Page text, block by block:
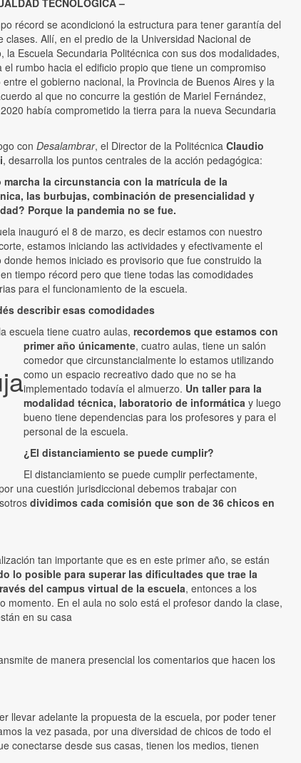
TECNOLÓGICA –
récord se acondicionó la estructura para tener garantía del
clases. Allí, en el predio de la Universidad Nacional de
la Escuela Secundaria Politécnica con sus dos modalidades,
el rumbo hacia el edificio propio que tiene un compromiso
entre el gobierno nacional, la Provincia de Buenos Aires y la
al que no concurre la gestión de Mariel Fernández,
había comprometido la tierra para la nueva Secundaria
con Desalambrar, el Director de la Politécnica Claudio
, desarrolla los puntos centrales de la acción pedagógica:
marcha la circunstancia con la matrícula de la
las burbujas, combinación de presencialidad y
Porque la pandemia no se fue.
inauguró el 8 de marzo, es decir estamos con nuestro
estamos iniciando las actividades y efectivamente el
donde hemos iniciado es provisorio que fue construido la
tiempo récord pero que tiene todas las comodidades
para el funcionamiento de la escuela.
describir esas comodidades
escuela tiene cuatro aulas, recordemos que estamos con
primer año únicamente, cuatro aulas, tiene un salón
comedor que circunstancialmente lo estamos utilizando
como un espacio recreativo dado que no se ha
implementado todavía el almuerzo. Un taller para la
modalidad técnica, laboratorio de informática y luego
bueno tiene dependencias para los profesores y para el
personal de la escuela.
¿El distanciamiento se puede cumplir?
El distanciamiento se puede cumplir perfectamente,
una cuestión jurisdiccional debemos trabajar con
dividimos cada comisión que son de 36 chicos en
tan importante que es en este primer año, se están
lo posible para superar las dificultades que trae la
del campus virtual de la escuela, entonces a los
En el aula no solo está el profesor dando la clase,
en su casa
de manera presencial los comentarios que hacen los
llevar adelante la propuesta de la escuela, por poder tener
la vez pasada, por una diversidad de chicos de todo el
conectarse desde sus casas, tienen los medios, tienen